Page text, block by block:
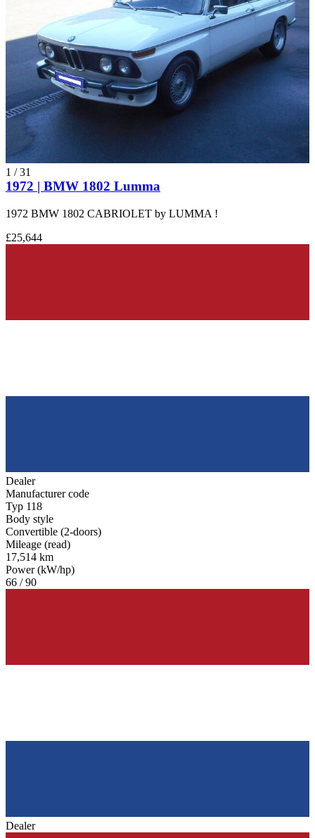
1 /31
1972 | BMW 1802 Lumma
1972 BMW 1802 CABRIOLET by LUMMA !
£25,644
Dealer
Manufacturer code
Typ 118
Body style
Convertible (2-doors)
Mileage (read)
17,514 km
Power (kW/hp)
66 / 90
Dealer